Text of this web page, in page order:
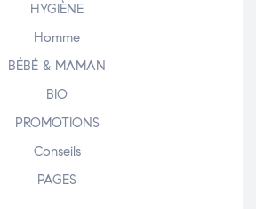
HYGIÈNE
Homme
BÉBÉ & MAMAN
BIO
PROMOTIONS
Conseils
PAGES